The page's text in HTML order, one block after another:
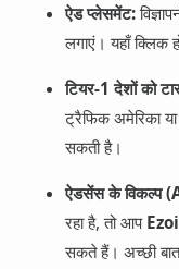
ऐड प्लेसमेंट:
लगाएं। यहाँ क्लिक
टियर-1 देशों को
ट्रैफिक अमेरिका
सकती है।
ऐडसेंस के विकल्प
रहा है, तो आप
सकते हैं। अच्छी